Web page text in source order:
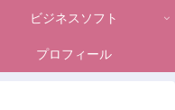
ビジネスソフト
プロフィール